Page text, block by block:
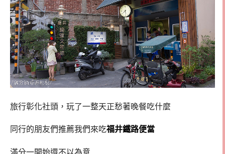
旅行彰化社頭，玩了一整天正愁著晚餐吃什麼
同行的朋友們推薦我們來吃福井鐵路便當
滿分一開始還不以為意